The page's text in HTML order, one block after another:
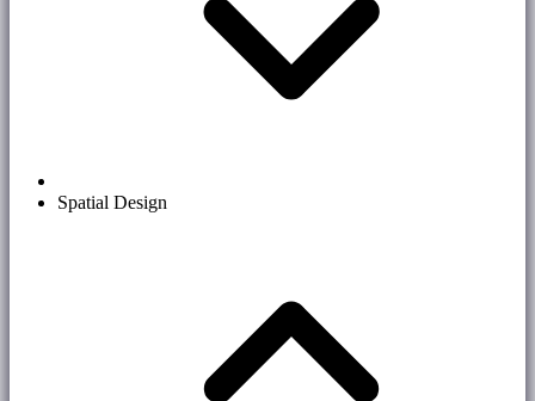
Spatial Design